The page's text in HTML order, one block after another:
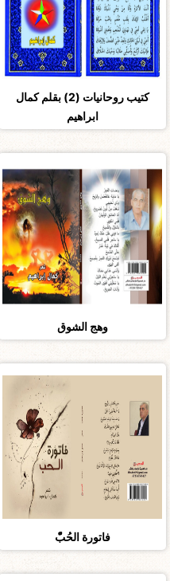
كتيب روحانيات (2) بقلم كمال
ابراهيم
وهج الشوق
فاتورة الحُبّْ